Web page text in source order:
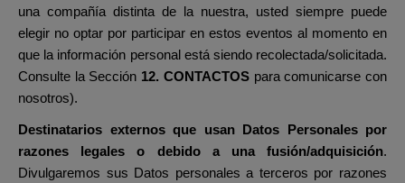
una compañía distinta de la nuestra, usted siempre puede
elegir no optar por participar en estos eventos al momento en
que la información personal está siendo recolectada/solicitada.
Consulte la Sección 12. CONTACTOSpara comunicarse con
nosotros).
Destinatarios externos que usan Datos Personales por
razones legales o debido a una fusión/adquisición.
Divulgaremos sus Datos personales a terceros por razones